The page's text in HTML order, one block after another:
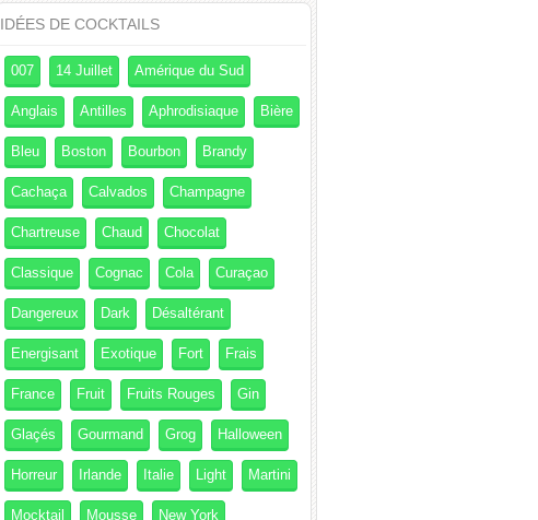
IDÉES DE COCKTAILS
007 14 Juillet Amérique du Sud
Anglais Antilles Aphrodisiaque Bière
Bleu Boston Bourbon Brandy
Cachaça Calvados Champagne
Chartreuse Chaud Chocolat
Classique Cognac Cola Curaçao
Dangereux Dark Désaltérant
Energisant Exotique Fort Frais
France Fruit Fruits Rouges Gin
Glaçés Gourmand Grog Halloween
Horreur Irlande Italie Light Martini
Mocktail Mousse New York